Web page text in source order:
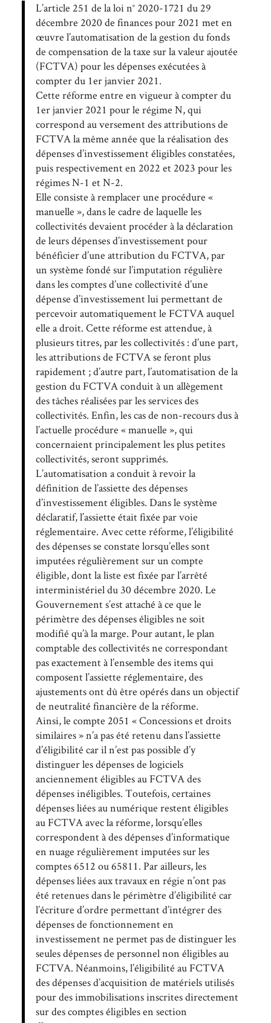
L’article 251 de la loi n° 2020-1721 du 29
décembre 2020 de finances pour 2021 met en
œuvre l’automatisation de la gestion du fonds
de compensation de la taxe sur la valeur ajoutée
(FCTVA) pour les dépenses exécutées à
compter du 1er janvier 2021.
Cette réforme entre en vigueur à compter du
1er janvier 2021 pour le régime N, qui
correspond au versement des attributions de
FCTVA la même année que la réalisation des
dépenses d’investissement éligibles constatées,
puis respectivement en 2022 et 2023 pour les
régimes N-1 et N-2.
Elle consiste à remplacer une procédure «
manuelle », dans le cadre de laquelle les
collectivités devaient procéder à la déclaration
de leurs dépenses d’investissement pour
bénéficier d’une attribution du FCTVA, par
un système fondé sur l’imputation régulière
dans les comptes d’une collectivité d’une
dépense d’investissement lui permettant de
percevoir automatiquement le FCTVA auquel
elle a droit. Cette réforme est attendue, à
plusieurs titres, par les collectivités : d’une part,
les attributions de FCTVA se feront plus
rapidement ; d’autre part, l’automatisation de la
gestion du FCTVA conduit à un allègement
des tâches réalisées par les services des
collectivités. Enfin, les cas de non-recours dus à
l’actuelle procédure « manuelle », qui
concernaient principalement les plus petites
collectivités, seront supprimés.
L’automatisation a conduit à revoir la
définition de l’assiette des dépenses
d’investissement éligibles. Dans le système
déclaratif, l’assiette était fixée par voie
réglementaire. Avec cette réforme, l’éligibilité
des dépenses se constate lorsqu’elles sont
imputées régulièrement sur un compte
éligible, dont la liste est fixée par l’arrêté
interministériel du 30 décembre 2020. Le
Gouvernement s’est attaché à ce que le
périmètre des dépenses éligibles ne soit
modifié qu’à la marge. Pour autant, le plan
comptable des collectivités ne correspondant
pas exactement à l’ensemble des items qui
composent l’assiette réglementaire, des
ajustements ont dû être opérés dans un objectif
de neutralité financière de la réforme.
Ainsi, le compte 2051 « Concessions et droits
similaires » n’a pas été retenu dans l’assiette
d’éligibilité car il n’est pas possible d’y
distinguer les dépenses de logiciels
anciennement éligibles au FCTVA des
dépenses inéligibles. Toutefois, certaines
dépenses liées au numérique restent éligibles
au FCTVA avec la réforme, lorsqu’elles
correspondent à des dépenses d’informatique
en nuage régulièrement imputées sur les
comptes 6512 ou 65811. Par ailleurs, les
dépenses liées aux travaux en régie n’ont pas
été retenues dans le périmètre d’éligibilité car
l’écriture d’ordre permettant d’intégrer des
dépenses de fonctionnement en
investissement ne permet pas de distinguer les
seules dépenses de personnel non éligibles au
FCTVA. Néanmoins, l’éligibilité au FCTVA
des dépenses d’acquisition de matériels utilisés
pour des immobilisations inscrites directement
sur des comptes éligibles en section